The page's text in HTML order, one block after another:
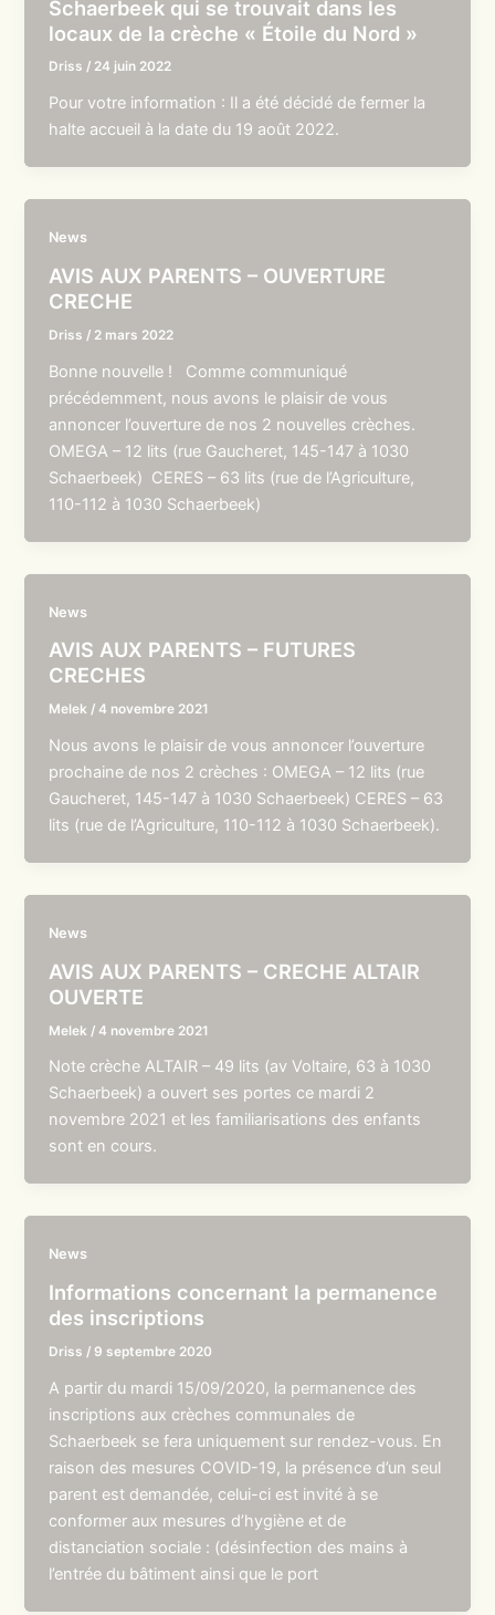
Schaerbeek qui se trouvait dans les
locaux de la crèche « Étoile du Nord »
Driss / 24 juin 2022
Pour votre information : Il a été décidé de fermer la
halte accueil à la date du 19 août 2022.
News
AVIS AUX PARENTS – OUVERTURE
CRECHE
Driss / 2 mars 2022
Bonne nouvelle ! Comme communiqué
précédemment, nous avons le plaisir de vous
annoncer l’ouverture de nos 2 nouvelles crèches.
OMEGA – 12 lits (rue Gaucheret, 145-147 à 1030
Schaerbeek) CERES – 63 lits (rue de l’Agriculture,
110-112 à 1030 Schaerbeek)
News
AVIS AUX PARENTS – FUTURES
CRECHES
Melek /4 novembre 2021
Nous avons le plaisir de vous annoncer l’ouverture
prochaine de nos 2 crèches : OMEGA – 12 lits (rue
Gaucheret, 145-147 à 1030 Schaerbeek) CERES – 63
lits (rue de l’Agriculture, 110-112 à 1030 Schaerbeek).
News
AVIS AUX PARENTS – CRECHE ALTAIR
OUVERTE
Melek /4 novembre 2021
Note crèche ALTAIR – 49 lits (av Voltaire, 63 à 1030
Schaerbeek) a ouvert ses portes ce mardi 2
novembre 2021 et les familiarisations des enfants
sont en cours.
News
Informations concernant la permanence
des inscriptions
Driss / 9 septembre 2020
A partir du mardi 15/09/2020, la permanence des
inscriptions aux crèches communales de
Schaerbeek se fera uniquement sur rendez-vous. En
raison des mesures COVID-19, la présence d’un seul
parent est demandée, celui-ci est invité à se
conformer aux mesures d’hygiène et de
distanciation sociale : (désinfection des mains à
l’entrée du bâtiment ainsi que le port